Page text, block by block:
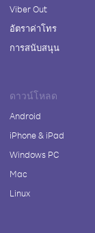
Viber Out
อัตราค่าโทร
การสนับสนุน
ดาวน์โหลด
Android
iPhone & iPad
Windows PC
Mac
Linux